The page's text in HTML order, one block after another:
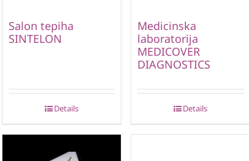
Salon tepiha
SINTELON
Details
Medicinska
laboratorija
MEDICOVER
DIAGNOSTICS
Details